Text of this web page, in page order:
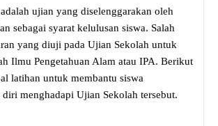
ujian yang diselenggarakan oleh
sebagai syarat kelulusan siswa. Salah
yang diuji pada Ujian Sekolah untuk
Ilmu Pengetahuan Alam atau IPA. Berikut
latihan untuk membantu siswa
diri menghadapi Ujian Sekolah tersebut.